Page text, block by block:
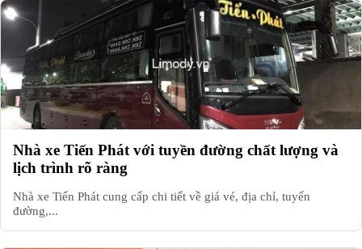
Nhà xe Tiến Phát với tuyền đường chất lượng và
lịch trình rõ ràng
Nhà xe Tiến Phát cung cấp chi tiết về giá vé, địa chỉ, tuyến
đường,...